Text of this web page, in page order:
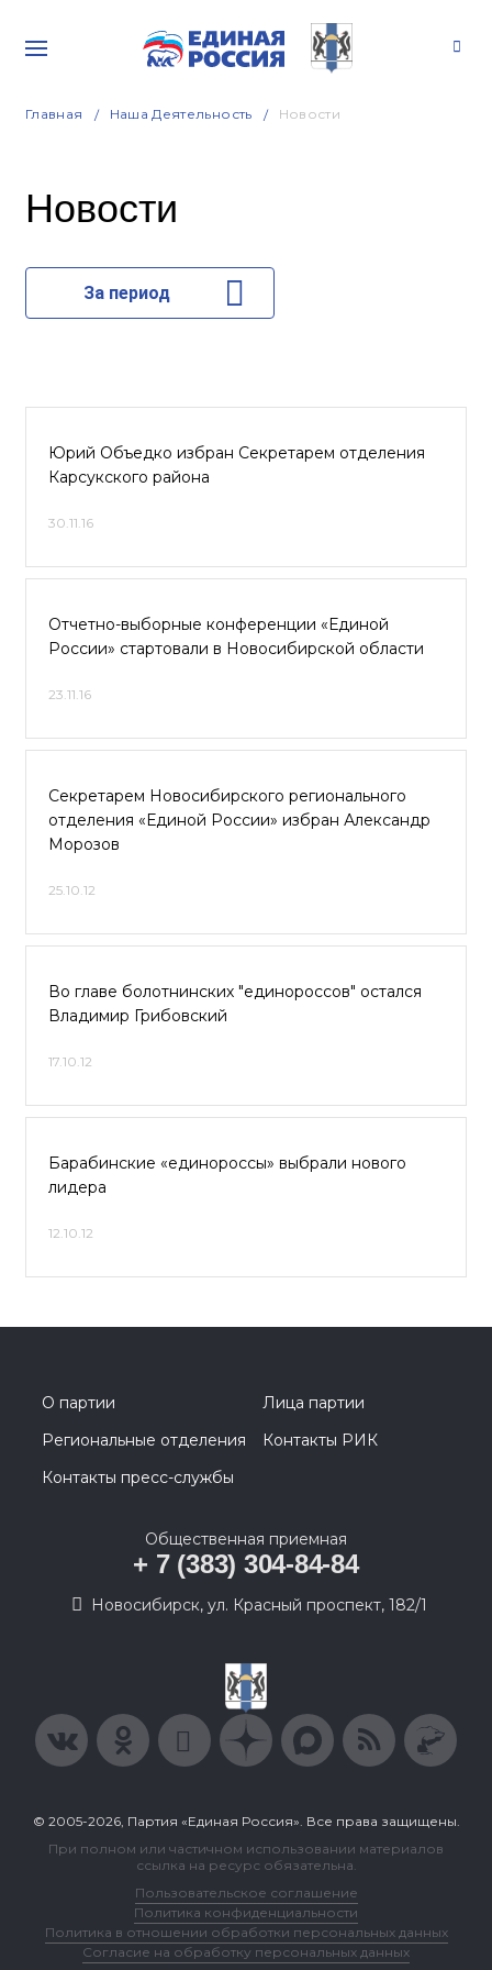
Главная Наша Деятельность Новости
Новости
За период
Юрий Объедко избран Секретарем отделения
Карсукского района
30.11.16
Отчетно-выборные конференции «Единой
России» стартовали в Новосибирской области
23.11.16
Секретарем Новосибирского регионального
отделения «Единой России» избран Александр
Морозов
25.10.12
Во главе болотнинских "единороссов" остался
Владимир Грибовский
17.10.12
Барабинские «единороссы» выбрали нового
лидера
12.10.12
О партии
Лица партии
Региональные отделения
Контакты РИК
Контакты пресс-службы
Общественная приемная
+ 7 (383) 304-84-84
Новосибирск, ул. Красный проспект, 182/1
© 2005-2026, Партия «Единая Россия». Все права защищены.
При полном или частичном использовании материалов
ссылка на ресурс обязательна.
Пользовательское соглашение
Политика конфиденциальности
Политика в отношении обработки персональных данных
Согласие на обработку персональных данных